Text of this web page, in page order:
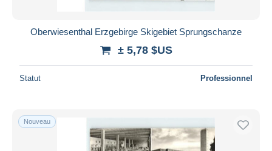
Oberwiesenthal Erzgebirge Skigebiet Sprungschanze
± 5,78 $US
Statut Professionnel
Nouveau